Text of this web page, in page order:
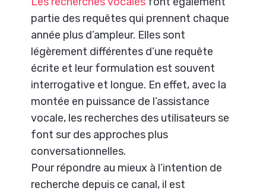
partie des requêtes qui prennent chaque
année plus d’ampleur. Elles sont
légèrement différentes d’une requête
écrite et leur formulation est souvent
interrogative et longue. En effet, avec la
montée en puissance de l’assistance
vocale, les recherches des utilisateurs se
font sur des approches plus
conversationnelles.
Pour répondre au mieux à l’intention de
recherche depuis ce canal, il est